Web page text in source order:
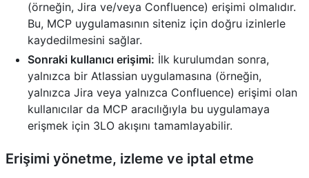
(örneğin, Jira ve/veya Confluence) erişimi olmalıdır.
Bu, MCP uygulamasının siteniz için doğru izinlerle
kaydedilmesini sağlar.
Sonraki kullanıcı erişimi: İlk kurulumdan sonra,
yalnızca bir Atlassian uygulamasına (örneğin,
yalnızca Jira veya yalnızca Confluence) erişimi olan
kullanıcılar da MCP aracılığıyla bu uygulamaya
erişmek için 3LO akışını tamamlayabilir.
Erişimi yönetme, izleme ve iptal etme